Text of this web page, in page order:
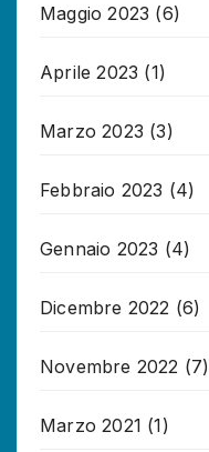
Maggio 2023 (6)
Aprile 2023 (1)
Marzo 2023 (3)
Febbraio 2023 (4)
Gennaio 2023 (4)
Dicembre 2022 (6)
Novembre 2022 (7)
Marzo 2021 (1)